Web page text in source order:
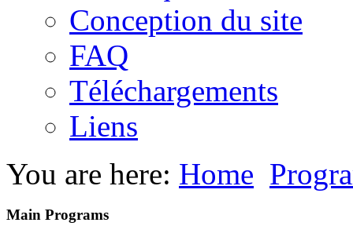
Conception du site
FAQ
Téléchargements
Liens
You are here: Home
Main Programs